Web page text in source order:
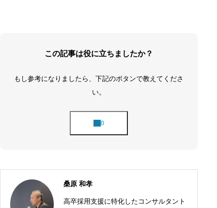
この記事は役に立ちましたか？
もし参考になりましたら、下記のボタンで教えてくださ
い。
桑原 和孝
高卒採用支援に特化したコンサルタント